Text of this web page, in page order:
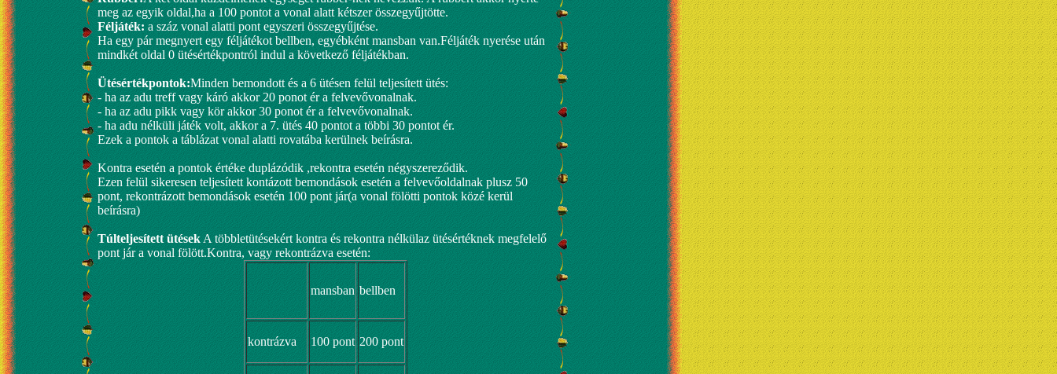
meg az egyik oldal,ha a 100 pontot a vonal alatt kétszer összegyűjtötte.
Féljáték: a száz vonal alatti pont egyszeri összegyűjtése.
Ha egy pár megnyert egy féljátékot bellben, egyébként mansban van.Féljáték nyerése után
mindkét oldal 0 ütésértékpontról indul a következő féljátékban.
Ütésértékpontok:Minden bemondott és a 6 ütésen felül teljesített ütés:
- ha az adu treff vagy káró akkor 20 ponot ér a felvevővonalnak.
- ha az adu pikk vagy kör akkor 30 ponot ér a felvevővonalnak.
- ha adu nélküli játék volt, akkor a 7. ütés 40 pontot a többi 30 pontot ér.
Ezek a pontok a táblázat vonal alatti rovatába kerülnek beírásra.
Kontra esetén a pontok értéke duplázódik ,rekontra esetén négyszereződik.
Ezen felül sikeresen teljesített kontázott bemondások esetén a felvevőoldalnak plusz 50
pont, rekontrázott bemondások esetén 100 pont jár(a vonal fölötti pontok közé kerül
beírásra)
Túlteljesített ütések A többletütésekért kontra és rekontra nélkülaz ütésértéknek megfelelő
pont jár a vonal fölött.Kontra, vagy rekontrázva esetén:
mansban bellben
kontrázva 100 pont 200 pont